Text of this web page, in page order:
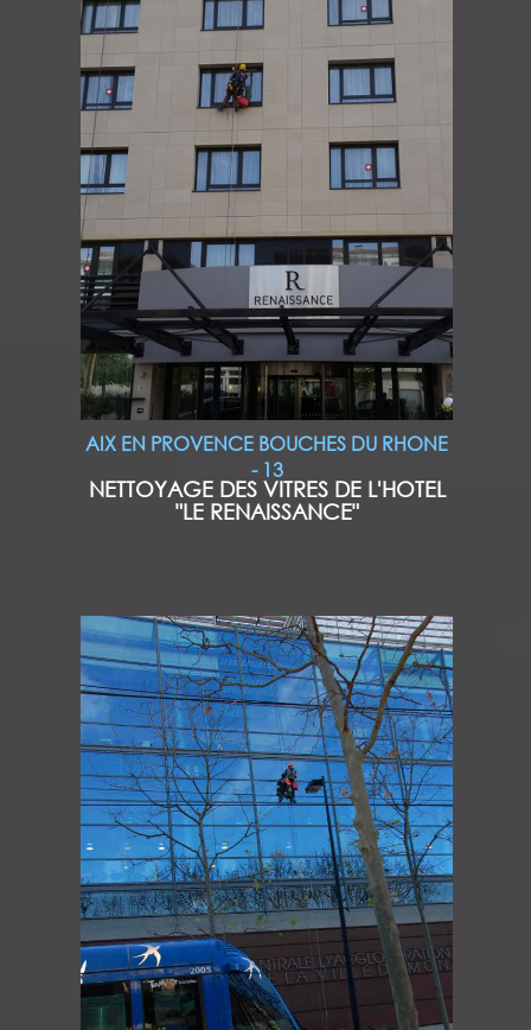
AIX EN PROVENCE BOUCHES DU RHONE
- 13
NETTOYAGE DES VITRES DE L'HOTEL
"LE RENAISSANCE"